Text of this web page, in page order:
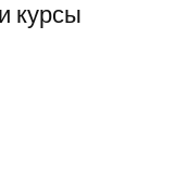
курсы